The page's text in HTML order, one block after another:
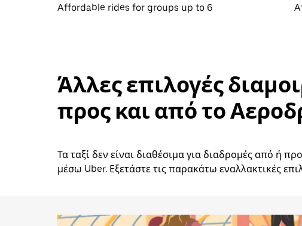
Affordable rides for groups up to 6
Άλλες επιλογές
προς και από το
Τα ταξί δεν είναι διαθέσιμα για διαδρομές από ή
μέσω Uber. Εξετάστε τις παρακάτω εναλλακτικές